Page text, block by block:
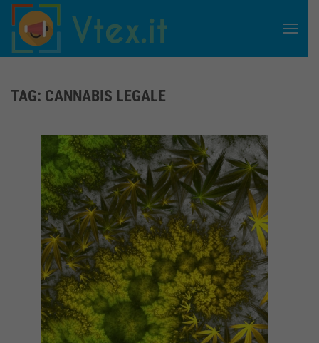
Skip to main content
TAG: CANNABIS LEGALE